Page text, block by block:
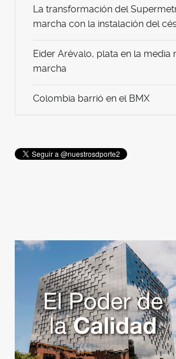
La transformación del
marcha con la instalación del
Eider Arévalo, plata en la media
marcha
Colombia barrió en el BMX